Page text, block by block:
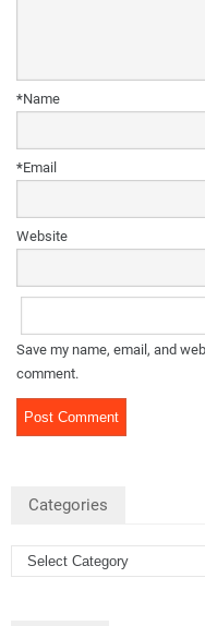
Name
*
Email
*
Website
Save my name, email, and
comment.
Categories